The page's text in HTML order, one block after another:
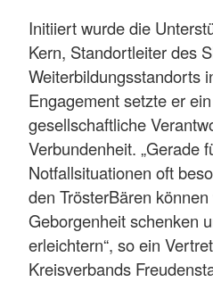
Initiiert wurde die
Kern, Standortleiter des
Weiterbildungsstandorts
Engagement setzte er
gesellschaftliche
Verbundenheit. „Gerade
Notfallsituationen oft
den TrösterBären
Geborgenheit schenken
erleichtern“, so ein
Kreisverbands